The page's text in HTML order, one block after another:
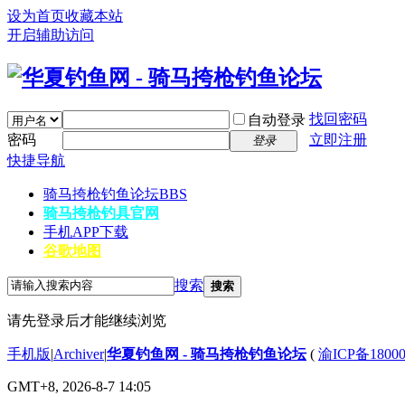
设为首页收藏本站
开启辅助访问
自动登录 找回密码
密码
登录
立即注册
快捷导航
骑马挎枪钓鱼论坛BBS
骑马挎枪钓具官网
手机APP下载
谷歌地图
搜索 搜索
请先登录后才能继续浏览
手机版|Archiver|华夏钓鱼网 - 骑马挎枪钓鱼论坛( 渝ICP备
GMT+8, 2026-8-7 14:05